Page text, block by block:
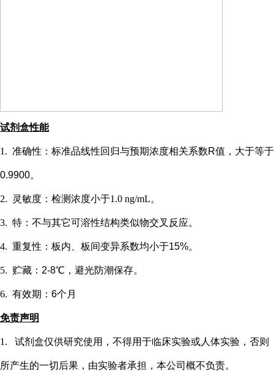
试剂盒性能
1. 准确性：标准品线性回归与预期浓度相关系数R值，大于等于
0.9900。
2. 灵敏度：检测浓度小于1.0 ng/mL。
3. 特：不与其它可溶性结构类似物交叉反应。
4. 重复性：板内、板间变异系数均小于15%。
5. 贮藏： 2-8℃，避光防潮保存。
6. 有效期： 6个月
免责声明
1. 试剂盒仅供研究使用，不得用于临床实验或人 体实验，否则
所产生的一切后果，由实验者承担，本公司概不负责。